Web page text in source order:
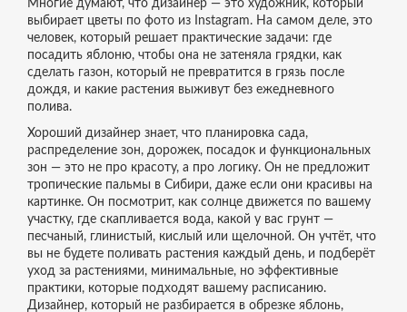
Многие думают, что дизайнер — это художник, который
выбирает цветы по фото из Instagram. На самом деле, это
человек, который решает практические задачи: где
посадить яблоню, чтобы она не затеняла грядки, как
сделать газон, который не превратится в грязь после
дождя, и какие растения выживут без ежедневного
полива.
Хороший дизайнер знает, что планировка сада,
распределение зон, дорожек, посадок и функциональных
зон — это не про красоту, а про логику. Он не предложит
тропические пальмы в Сибири, даже если они красивы на
картинке. Он посмотрит, как солнце движется по вашему
участку, где скапливается вода, какой у вас грунт —
песчаный, глинистый, кислый или щелочной. Он учтёт, что
вы не будете поливать растения каждый день, и подберёт
уход за растениями, минимальные, но эффективные
практики, которые подходят вашему расписанию.
Дизайнер, который не разбирается в обрезке яблонь,